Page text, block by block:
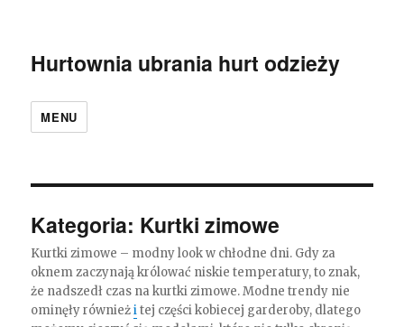
Hurtownia ubrania hurt odzieży
MENU
Kategoria: Kurtki zimowe
Kurtki zimowe – modny look w chłodne dni. Gdy za
oknem zaczynają królować niskie temperatury, to znak,
że nadszedł czas na kurtki zimowe. Modne trendy nie
ominęły równieżitej części kobiecej garderoby, dlatego